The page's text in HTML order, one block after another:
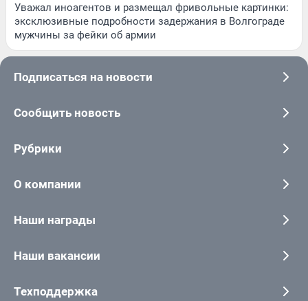
Уважал иноагентов и размещал фривольные картинки:
эксклюзивные подробности задержания в Волгограде
мужчины за фейки об армии
Подписаться на новости
Сообщить новость
Рубрики
О компании
Наши награды
Наши вакансии
Техподдержка